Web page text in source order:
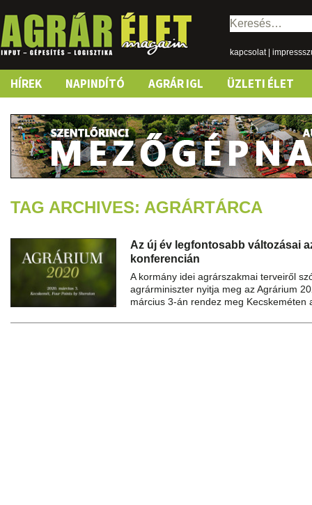
Keresés:
kapcsolat|
Skip
content
HÍREK NAPINDÍTÓ AGRÁR IGL ÜZLETI ÉLET
TAG ARCHIVES: AGRÁRTÁRCA
Az új év legfontosabb változásai
konferencián
A kormány idei agrárszakmai terveiről
agrárminiszter nyitja meg az Agrárium
március 3-án rendez meg